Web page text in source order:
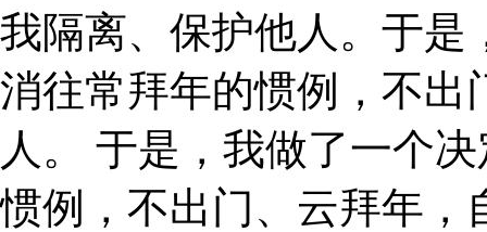
我隔离、保护他人。于是
消往常拜年的惯例，不出
人。 于是，我做了一个
惯例，不出门、云拜年